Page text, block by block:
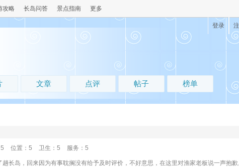
攻略 长岛问答 景点指南 更多
登录
文章 点评 帖子 榜单
位置：5 卫生：5 服务：5
趟长岛，回来因为有事耽搁没有给予及时评价，不好意思，在这里对渔家老板说一声抱